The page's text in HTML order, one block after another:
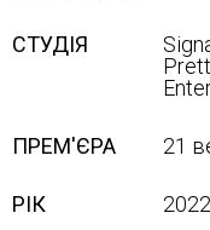
СТУДІЯ
ПРЕМ'ЄРА 21
РІК 2022